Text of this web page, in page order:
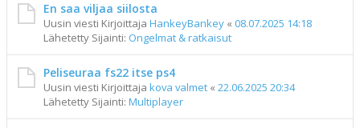
En saa viljaa siilosta
Uusin viesti Kirjoittaja HankeyBankey « 08.07.2025 14:18
Lähetetty Sijainti: Ongelmat & ratkaisut
Peliseuraa fs22 itse ps4
Uusin viesti Kirjoittaja kova valmet « 22.06.2025 20:34
Lähetetty Sijainti: Multiplayer